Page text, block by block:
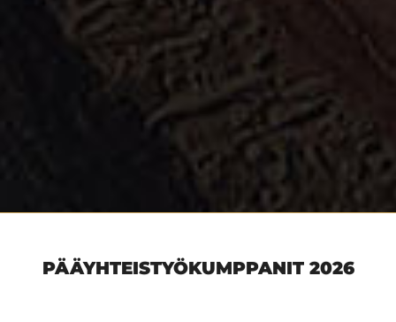
PÄÄYHTEISTYÖKUMPPANIT 2026